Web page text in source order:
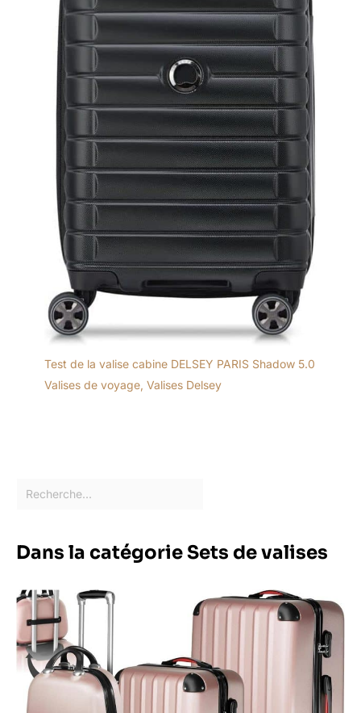
Test de la valise cabine DELSEY PARIS Shadow 5.0
Valises de voyage, Valises Delsey
Dans la catégorie Sets de valises